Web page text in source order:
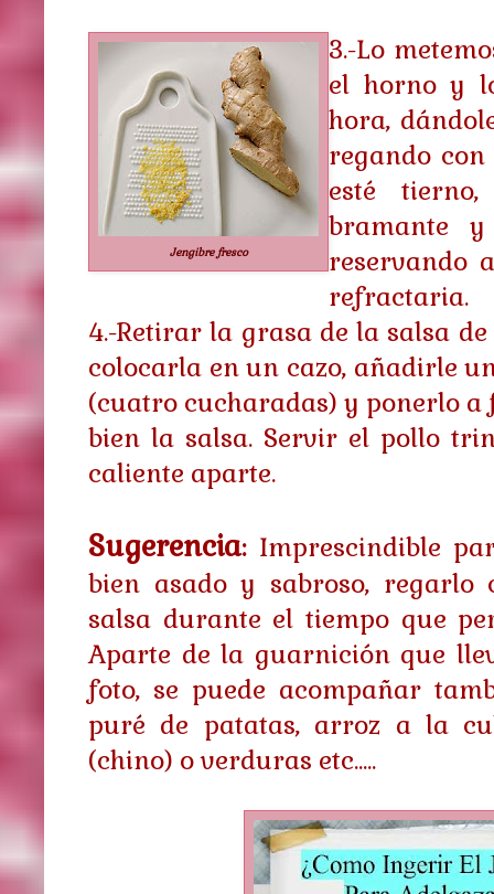
Jengibre fresco
3.-Lo
el horno y
hora,
regando con
esté
bramante
reservando
refractaria.
4.-Retirar la grasa de la salsa
colocarla en un cazo, añadirle
(cuatro cucharadas) y ponerlo a
bien la salsa. Servir el pollo
caliente aparte.
Sugerencia: Imprescindible
bien asado y sabroso,
salsa durante el tiempo que
Aparte de la guarnición que
foto, se puede acompañar
puré de patatas, arroz a la
(chino) o verduras etc.....